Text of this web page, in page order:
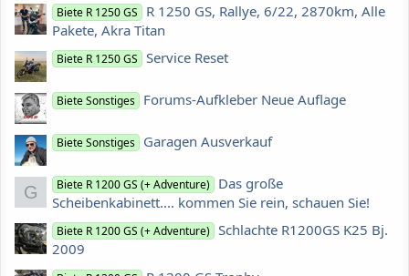
Biete R 1250 GS
R 1250 GS, Rallye, 6/22, 2870km, Alle
Pakete, Akra Titan
Biete R 1250 GS Service Reset
Biete Sonstiges Forums-Aufkleber Neue Auflage
Biete Sonstiges Garagen Ausverkauf
G Biete R 1200 GS (+ Adventure) Das große
Scheibenkabinett.... kommen Sie rein, schauen Sie!
Biete R 1200 GS (+ Adventure) Schlachte R1200GS K25 Bj.
2009